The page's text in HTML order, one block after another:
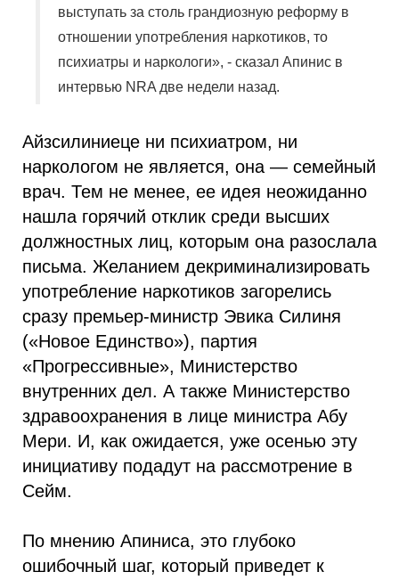
выступать за столь грандиозную реформу в
отношении употребления наркотиков, то
психиатры и наркологи», - сказал Апинис в
интервью NRA две недели назад.
Айзсилиниеце ни психиатром, ни
наркологом не является, она — семейный
врач. Тем не менее, ее идея неожиданно
нашла горячий отклик среди высших
должностных лиц, которым она разослала
письма. Желанием декриминализировать
употребление наркотиков загорелись
сразу премьер-министр Эвика Силиня
(«Новое Единство»), партия
«Прогрессивные», Министерство
внутренних дел. А также Министерство
здравоохранения в лице министра Абу
Мери. И, как ожидается, уже осенью эту
инициативу подадут на рассмотрение в
Сейм.
По мнению Апиниса, это глубоко
ошибочный шаг, который приведет к